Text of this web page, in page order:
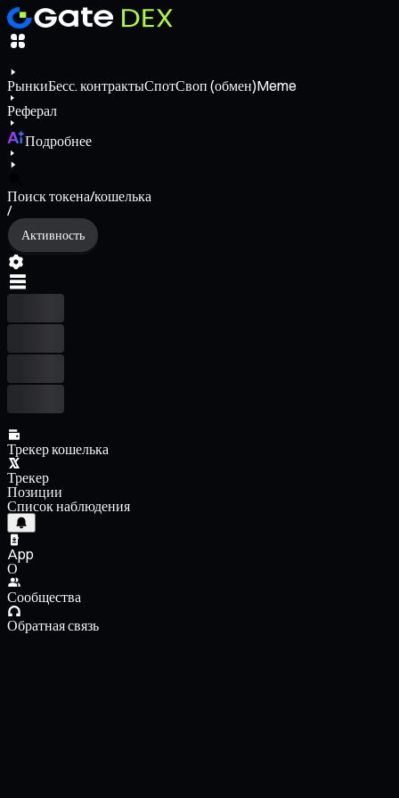
РынкиБесс. контрактыСпотСвоп (обмен)Meme
Реферал
Подробнее
Поиск токена/кошелька
/
Активность
Трекер кошелька
Трекер
Позиции
Список наблюдения
App
О
Сообщества
Обратная связь